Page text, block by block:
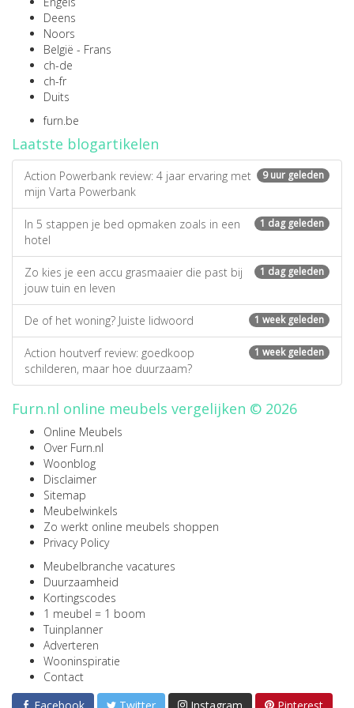
Deens
Noors
België - Frans
ch-de
ch-fr
Duits
furn.be
Laatste blogartikelen
9 uur geleden
Action Powerbank review: 4 jaar ervaring met
mijn Varta Powerbank
1 dag geleden
In 5 stappen je bed opmaken zoals in een
hotel
1 dag geleden
Zo kies je een accu grasmaaier die past bij
jouw tuin en leven
1 week geleden
De of het woning? Juiste lidwoord
1 week geleden
Action houtverf review: goedkoop
schilderen, maar hoe duurzaam?
Furn.nl online meubels vergelijken © 2026
Online Meubels
Over Furn.nl
Woonblog
Disclaimer
Sitemap
Meubelwinkels
Zo werkt online meubels shoppen
Privacy Policy
Meubelbranche vacatures
Duurzaamheid
Kortingscodes
1 meubel = 1 boom
Tuinplanner
Adverteren
Wooninspiratie
Contact